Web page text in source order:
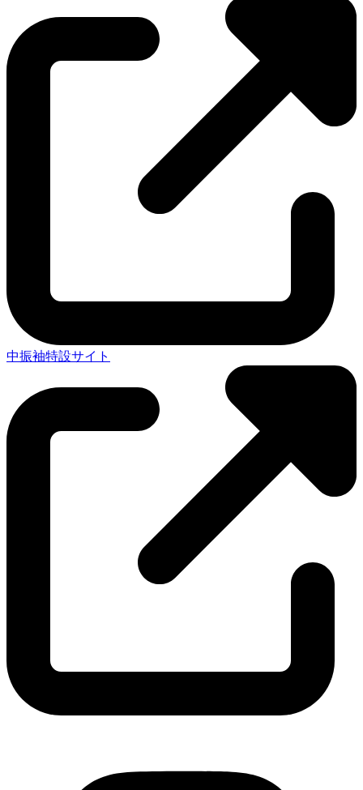
中振袖特設サイト